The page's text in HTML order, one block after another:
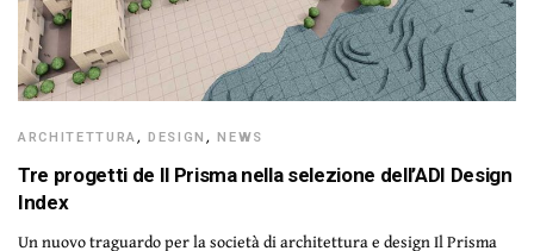
ARCHITETTURA,DESIGN,NEWS
Tre progetti de Il Prisma nella selezione dell’ADI Design
Index
Un nuovo traguardo per la società di architettura e design Il Prisma